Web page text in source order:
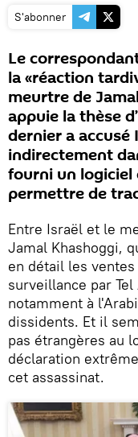
S'abonner
Le
la «réaction
meurtre de
appuie la thèse
dernier a accusé
indirectement
fourni un logiciel
permettre de
Entre Israël et le
Jamal Khashoggi,
en détail les
surveillance par
notamment à
dissidents. Et il
pas étrangères au
déclaration
cet assassinat.